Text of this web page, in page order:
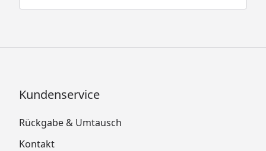
Kundenservice
Rückgabe & Umtausch
Kontakt